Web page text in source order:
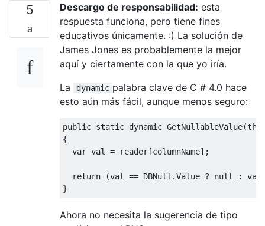
5 Descargo de responsabilidad: esta
respuesta funciona, pero tiene fines
educativos únicamente. :) La solución de
James Jones es probablemente la mejor
aquí y ciertamente con la que yo iría.
La
dynamic palabra clave de C # 4.0 hace
esto aún más fácil, aunque menos seguro:
public static dynamic GetNullableValue(
{
var val = reader[columnName];
return (val == DBNull .Value ? null : val
}
Ahora no necesita la sugerencia de tipo